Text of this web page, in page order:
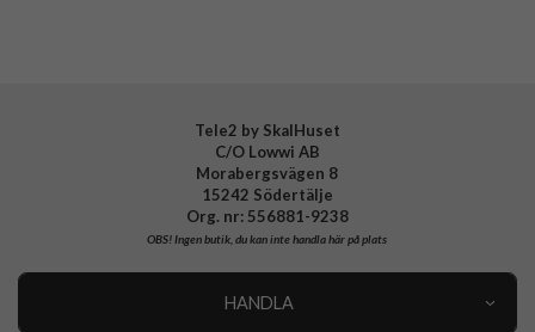
Tele2 by SkalHuset
C/O Lowwi AB
Morabergsvägen 8
15242 Södertälje
Org. nr: 556881-9238
OBS!Ingen butik, du kan inte handla här på plats
HANDLA